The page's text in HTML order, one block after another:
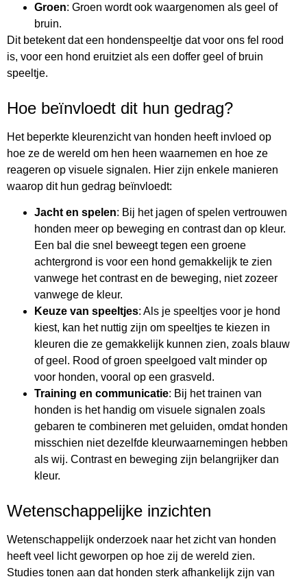
Groen: Groen wordt ook waargenomen als geel of
bruin.
Dit betekent dat een hondenspeeltje dat voor ons fel rood
is, voor een hond eruitziet als een doffer geel of bruin
speeltje.
Hoe beïnvloedt dit hun gedrag?
Het beperkte kleurenzicht van honden heeft invloed op
hoe ze de wereld om hen heen waarnemen en hoe ze
reageren op visuele signalen. Hier zijn enkele manieren
waarop dit hun gedrag beïnvloedt:
Jacht en spelen: Bij het jagen of spelen vertrouwen
honden meer op beweging en contrast dan op kleur.
Een bal die snel beweegt tegen een groene
achtergrond is voor een hond gemakkelijk te zien
vanwege het contrast en de beweging, niet zozeer
vanwege de kleur.
Keuze van speeltjes: Als je speeltjes voor je hond
kiest, kan het nuttig zijn om speeltjes te kiezen in
kleuren die ze gemakkelijk kunnen zien, zoals blauw
of geel. Rood of groen speelgoed valt minder op
voor honden, vooral op een grasveld.
Training en communicatie: Bij het trainen van
honden is het handig om visuele signalen zoals
gebaren te combineren met geluiden, omdat honden
misschien niet dezelfde kleurwaarnemingen hebben
als wij. Contrast en beweging zijn belangrijker dan
kleur.
Wetenschappelijke inzichten
Wetenschappelijk onderzoek naar het zicht van honden
heeft veel licht geworpen op hoe zij de wereld zien.
Studies tonen aan dat honden sterk afhankelijk zijn van